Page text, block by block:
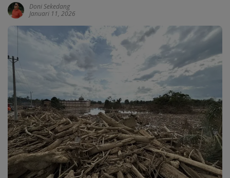
Doni Sekedang
Januari 11, 2026